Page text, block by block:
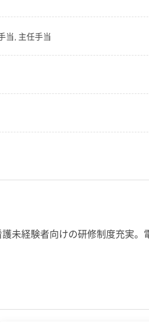
当, 主任手当
未経験者向けの研修制度充実。